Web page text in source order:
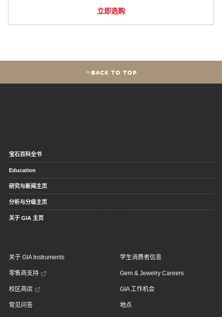
立即选购
BACK TO TOP
宝石百科全书
Education
研究与新闻主页
分析与分级主页
关于 GIA 主页
关于 GIA Instruments
零售商支持
校区商店
常见问答
学生消费者信息
Gem & Jewelry Careers
GIA 工作机会
地点